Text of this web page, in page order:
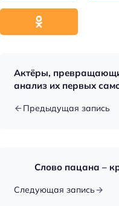
Актёры,
анализ их первых
Предыдущая запись
Слово пацана –
Следующая запись